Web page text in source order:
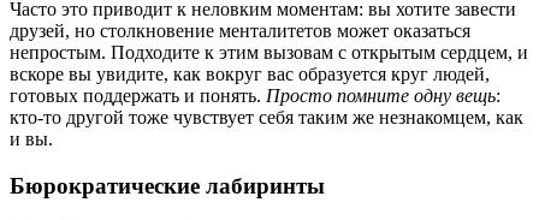
Часто это приводит к неловким моментам: вы хотите завести
друзей, но столкновение менталитетов может оказаться
непростым. Подходите к этим вызовам с открытым сердцем, и
вскоре вы увидите, как вокруг вас образуется круг людей,
готовых поддержать и понять. Просто помните одну вещь:
кто-то другой тоже чувствует себя таким же незнакомцем, как
и вы.
Бюрократические лабиринты